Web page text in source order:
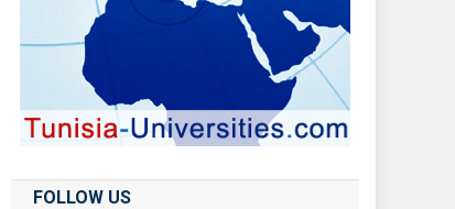
FOLLOW US